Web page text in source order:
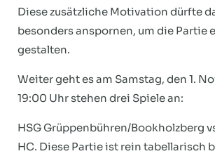
Diese zusätzliche Motivation dürfte
besonders anspornen, um die Partie
gestalten.
Weiter geht es am Samstag, den 1.
19:00 Uhr stehen drei Spiele an:
HSG Grüppenbühren/Bookholzberg
HC. Diese Partie ist rein tabellarisch